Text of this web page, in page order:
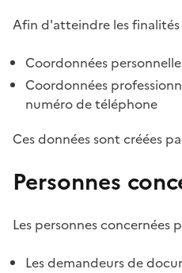
Afin d'atteindre les finalités
Coordonnées
Coordonnées
numéro de téléphone
Ces données sont créées
Personnes
Les personnes concernées
Les demandeurs de